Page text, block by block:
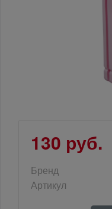
130 руб.
Бренд
Артикул